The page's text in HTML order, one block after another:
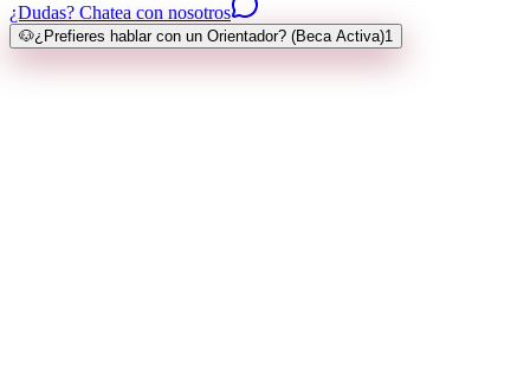
¿Dudas? Chatea con nosotros
🐶¿Prefieres hablar con un Orientador? (Beca Activa)1